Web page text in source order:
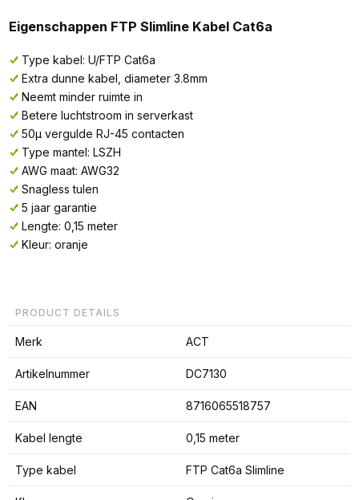
Eigenschappen FTP Slimline Kabel Cat6a
Type kabel: U/FTP Cat6a
Extra dunne kabel, diameter 3.8mm
Neemt minder ruimte in
Betere luchtstroom in serverkast
50µ vergulde RJ-45 contacten
Type mantel: LSZH
AWG maat: AWG32
Snagless tulen
5 jaar garantie
Lengte: 0,15 meter
Kleur: oranje
PRODUCT DETAILS
Merk ACT
Artikelnummer DC7130
EAN 8716065518757
Kabel lengte 0,15 meter
Type kabel FTP Cat6a Slimline